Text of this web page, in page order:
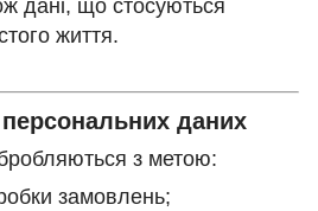
дані, що стосуються
життя.
даних
з метою:
замовлень;